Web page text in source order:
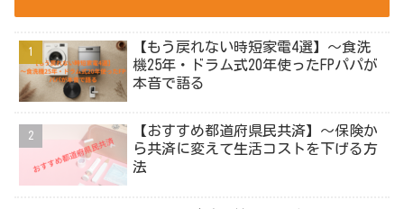
【もう戻れない時短家電4選】～食洗
機25年・ドラム式20年使ったFPパパが
本音で語る
【おすすめ都道府県民共済】～保険か
ら共済に変えて生活コストを下げる方
法